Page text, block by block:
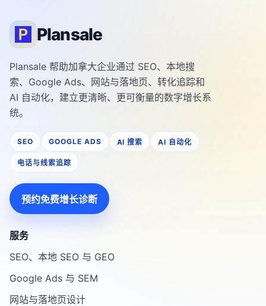
Plansale
Plansale 帮助加拿大企业通过 SEO、本地搜
索、Google Ads、网站与落地页、转化追踪和
AI 自动化，建立更清晰、更可衡量的数字增长系
统。
SEO GOOGLE ADS AI 搜索 AI 自动化
电话与线索追踪
预约免费增长诊断
服务
SEO、本地 SEO 与 GEO
Google Ads 与 SEM
网站与落地页设计